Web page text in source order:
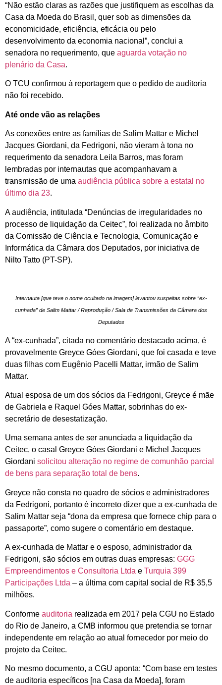
“Não estão claras as razões que justifiquem as escolhas da
Casa da Moeda do Brasil, quer sob as dimensões da
economicidade, eficiência, eficácia ou pelo
desenvolvimento da economia nacional”, conclui a
senadora no requerimento, que aguarda votação no
plenário da Casa.
O TCU confirmou à reportagem que o pedido de auditoria
não foi recebido.
Até onde vão as relações
As conexões entre as famílias de Salim Mattar e Michel
Jacques Giordani, da Fedrigoni, não vieram à tona no
requerimento da senadora Leila Barros, mas foram
lembradas por internautas que acompanhavam a
transmissão de uma audiência pública sobre a estatal no
último dia 23.
A audiência, intitulada “Denúncias de irregularidades no
processo de liquidação da Ceitec”, foi realizada no âmbito
da Comissão de Ciência e Tecnologia, Comunicação e
Informática da Câmara dos Deputados, por iniciativa de
Nilto Tatto (PT-SP).
Internauta [que teve o nome ocultado na imagem] levantou suspeitas sobre “ex-
cunhada” de Salim Mattar / Reprodução / Sala de Transmissões da Câmara dos
Deputados
A “ex-cunhada”, citada no comentário destacado acima, é
provavelmente Greyce Góes Giordani, que foi casada e teve
duas filhas com Eugênio Pacelli Mattar, irmão de Salim
Mattar.
Atual esposa de um dos sócios da Fedrigoni, Greyce é mãe
de Gabriela e Raquel Góes Mattar, sobrinhas do ex-
secretário de desestatização.
Uma semana antes de ser anunciada a liquidação da
Ceitec, o casal Greyce Góes Giordani e Michel Jacques
Giordani solicitou alteração no regime de comunhão parcial
de bens para separação total de bens.
Greyce não consta no quadro de sócios e administradores
da Fedrigoni, portanto é incorreto dizer que a ex-cunhada de
Salim Mattar seja “dona da empresa que fornece chip para o
passaporte”, como sugere o comentário em destaque.
A ex-cunhada de Mattar e o esposo, administrador da
Fedrigoni, são sócios em outras duas empresas: GGG
Empreendimentos e Consultoria Ltda e Turquia 399
Participações Ltda – a última com capital social de R$ 35,5
milhões.
Conforme auditoria realizada em 2017 pela CGU no Estado
do Rio de Janeiro, a CMB informou que pretendia se tornar
independente em relação ao atual fornecedor por meio do
projeto da Ceitec.
No mesmo documento, a CGU aponta: “Com base em testes
de auditoria específicos [na Casa da Moeda], foram